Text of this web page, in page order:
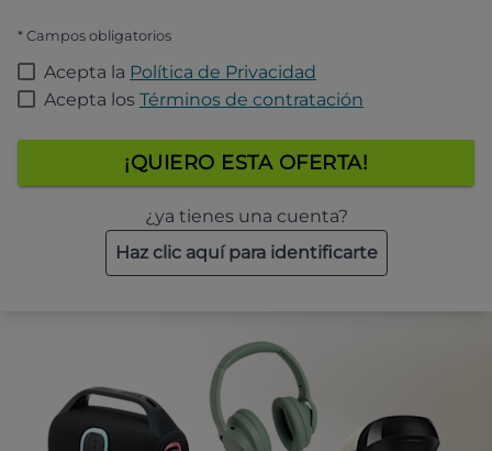
* Campos obligatorios
Acepta la Política de Privacidad
Acepta los Términos de contratación
¡QUIERO ESTA OFERTA!
¿ya tienes una cuenta?
Haz clic aquí para identificarte